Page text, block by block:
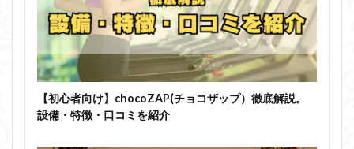
【初心者向け】chocoZAP(チョコザップ）徹底解説。
設備・特徴・口コミを紹介